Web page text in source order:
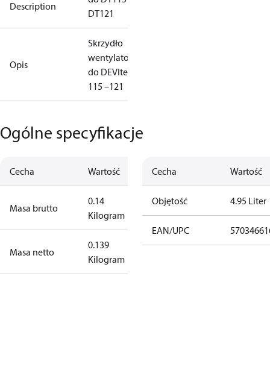
Description
DT121
Opis
Skrzydło
wentylatora
do DEVItemp
115 –121
Ogólne specyfikacje
Cecha Wartość
Masa brutto
0.14
Kilogram
Masa netto
0.139
Kilogram
Cecha Wartość
Objętość 4.95 Liter
EAN/UPC